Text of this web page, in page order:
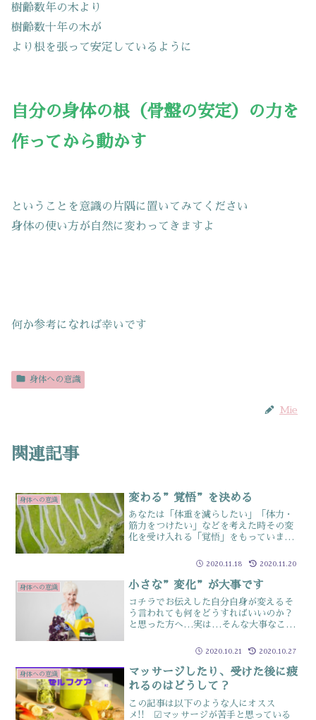
樹齢数年の木より
樹齢数十年の木が
より根を張って安定しているように
自分の身体の根（骨盤の安定）の力を
作ってから動かす
ということを意識の片隅に置いてみてください
身体の使い方が自然に変わってきますよ
何か参考になれば幸いです
身体への意識
Mie
関連記事
身体への意識 変わる”覚悟”を決める
あなたは「体重を減らしたい」「体力・
筋力をつけたい」などを考えた時その変
化を受け入れる「覚悟」をもっています
がある人と、ない人では変化の現れかた
先日とある先生に言...
2020.11.18 2020.11.20
身体への意識 小さな”変化”が大事です
コチラでお伝えした自分自身が変えるそ
う言われても何をどうすればいいのか？
と思った方へ…実は…そんな大事なこと
れもったものですが身体のラインや肌質
トメイクで印象が大きく変...
2020.10.21 2020.10.27
身体への意識
マッサージしたり、受けた後に疲
れるのはどうして？
この記事は以下のような人にオスス
メ!! ☑マッサージが苦手と思っている